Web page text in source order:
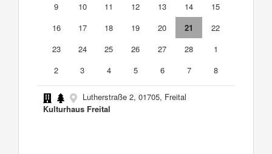
9
10 11 12 13 14
15
16
17 18 19 20 21
22
23
24 25 26 27 28
1
2
3 4 5 6 7 8
Lutherstraße 2, 01705, Freital
Kulturhaus Freital